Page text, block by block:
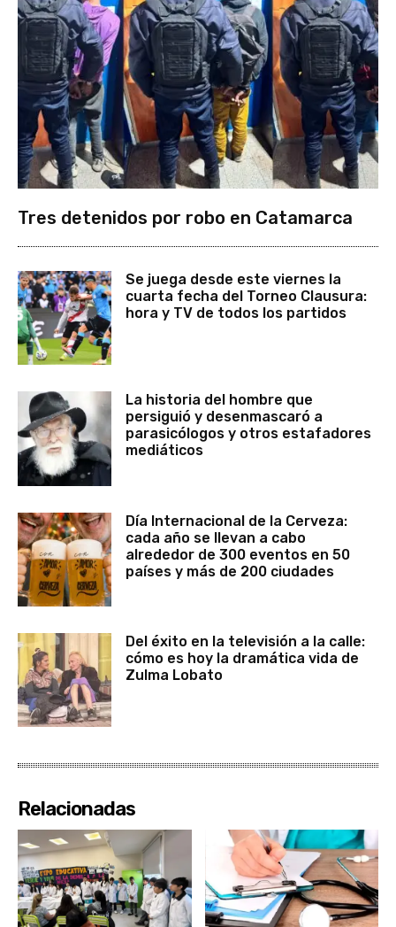
Tres detenidos por robo en Catamarca
Se juega desde este viernes la
cuarta fecha del Torneo Clausura:
hora y TV de todos los partidos
La historia del hombre que
persiguió y desenmascaró a
parasicólogos y otros estafadores
mediáticos
Día Internacional de la Cerveza:
cada año se llevan a cabo
alrededor de 300 eventos en 50
países y más de 200 ciudades
Del éxito en la televisión a la calle:
cómo es hoy la dramática vida de
Zulma Lobato
Relacionadas